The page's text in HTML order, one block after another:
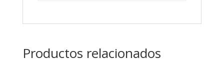
Productos relacionados